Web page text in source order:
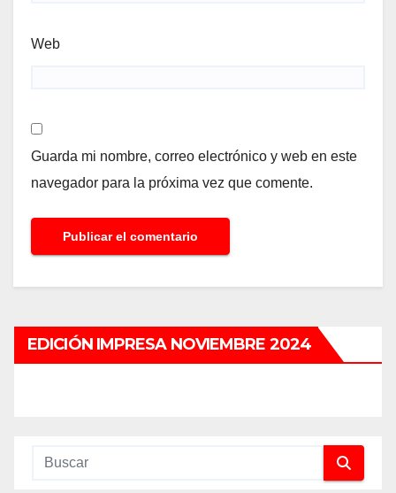
Web
Guarda mi nombre, correo electrónico y web en este
navegador para la próxima vez que comente.
EDICIÓN IMPRESA NOVIEMBRE 2024